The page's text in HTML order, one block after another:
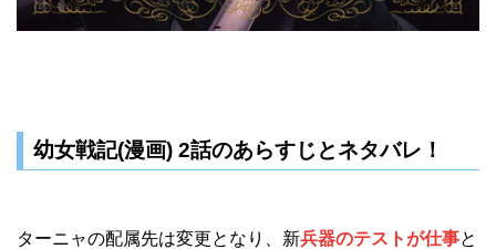
幼女戦記(漫画) 2話のあらすじとネタバレ！
ターニャの配属先は変更となり、新兵器のテストが仕事と